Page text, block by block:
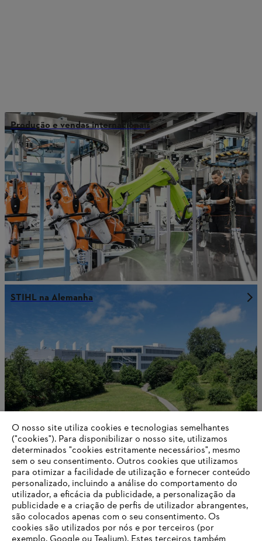
Produção e vendas internacionais
STIHL na Alemanha
Sobre a STIHL
Informações para fornecedores
Produtos
O nosso site utiliza cookies e tecnologias semelhantes
("cookies"). Para disponibilizar o nosso site, utilizamos
determinados "cookies estritamente necessários", mesmo
sem o seu consentimento. Outros cookies que utilizamos
para otimizar a facilidade de utilização e fornecer conteúdo
personalizado, incluindo a análise do comportamento do
utilizador, a eficácia da publicidade, a personalização da
publicidade e a criação de perfis de utilizador abrangentes,
são colocados apenas com o seu consentimento. Os
cookies são utilizados por nós e por terceiros (por